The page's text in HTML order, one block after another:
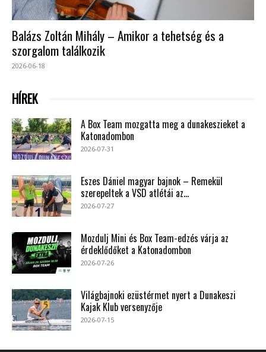
Balázs Zoltán Mihály – Amikor a tehetség és a
szorgalom találkozik
2026-06-18
HÍREK
A Box Team mozgatta meg a dunakeszieket a
Katonadombon
2026-07-31
Eszes Dániel magyar bajnok – Remekül
szerepeltek a VSD atlétái az...
2026-07-27
Mozdulj Mini és Box Team-edzés várja az
érdeklődőket a Katonadombon
2026-07-26
Világbajnoki ezüstérmet nyert a Dunakeszi
Kajak Klub versenyzője
2026-07-15